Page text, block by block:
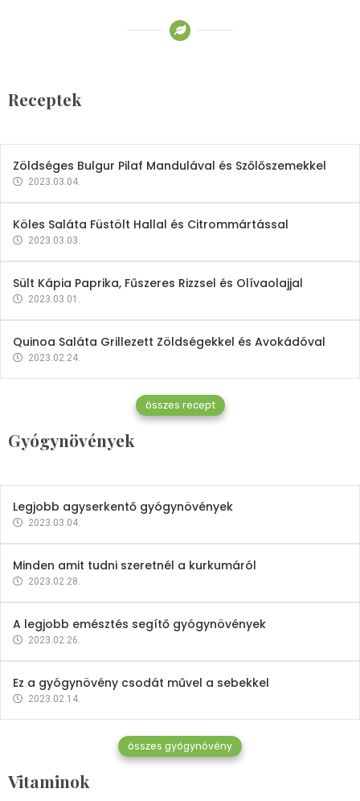
Receptek
2023.03.06.
Zöldséges Bulgur Pilaf Mandulával és Szőlőszemekkel
2023.03.04.
Köles Saláta Füstölt Hallal és Citrommártással
2023.03.03.
Sült Kápia Paprika, Fűszeres Rizzsel és Olívaolajjal
2023.03.01.
Quinoa Saláta Grillezett Zöldségekkel és Avokádóval
2023.02.24.
összes recept
Gyógynövények
Gyógynövények
Mindent a petrezselyemről
2023.12.21.
Legjobb agyserkentő gyógynövények
2023.03.04.
Minden amit tudni szeretnél a kurkumáról
2023.02.28.
A legjobb emésztés segítő gyógynövények
2023.02.26.
Ez a gyógynövény csodát művel a sebekkel
2023.02.14.
összes gyógynövény
Vitaminok
Vitaminok
Mindent a B-12 vitaminról
2023.02.27.